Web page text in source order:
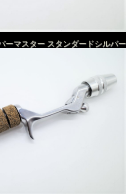
ーマスター スタンダードシルバー